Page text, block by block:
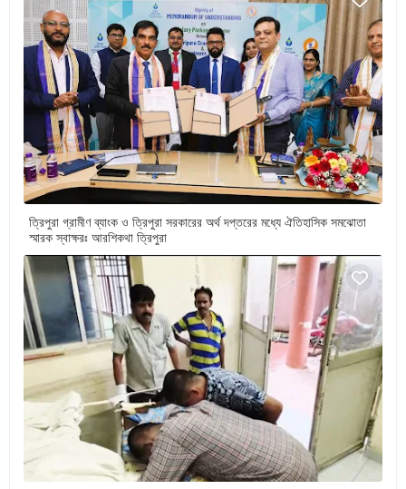
ত্রিপুরা গ্রামীণ ব্যাংক ও ত্রিপুরা সরকারের অর্থ দপ্তরের মধ্যে ঐতিহাসিক সমঝোতা
স্মারক স্বাক্ষরঃ আরশিকথা ত্রিপুরা